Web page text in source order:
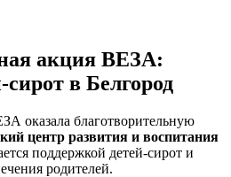
акция ВЕЗА:
в Белгород
оказала благотворительную
центр развития и воспитания
поддержкой детей-сирот и
родителей.